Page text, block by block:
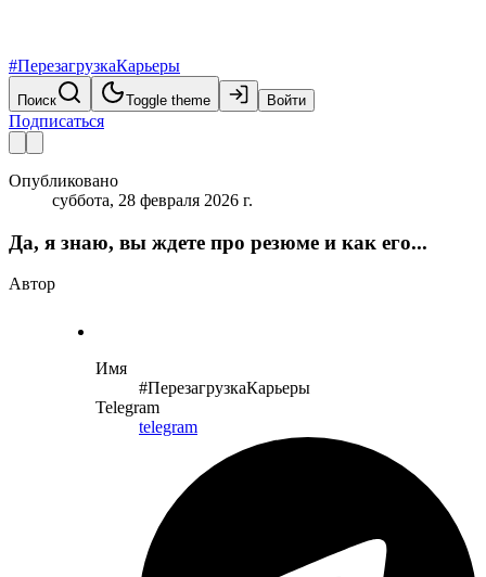
#ПерезагрузкаКарьеры
Поиск Toggle theme Войти
Подписаться
Опубликовано
суббота, 28 февраля 2026 г.
Да, я знаю, вы ждете про резюме и как его...
Автор
Имя
#ПерезагрузкаКарьеры
Telegram
telegram